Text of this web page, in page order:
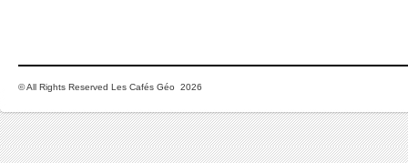
© All Rights Reserved Les Cafés Géo 2026